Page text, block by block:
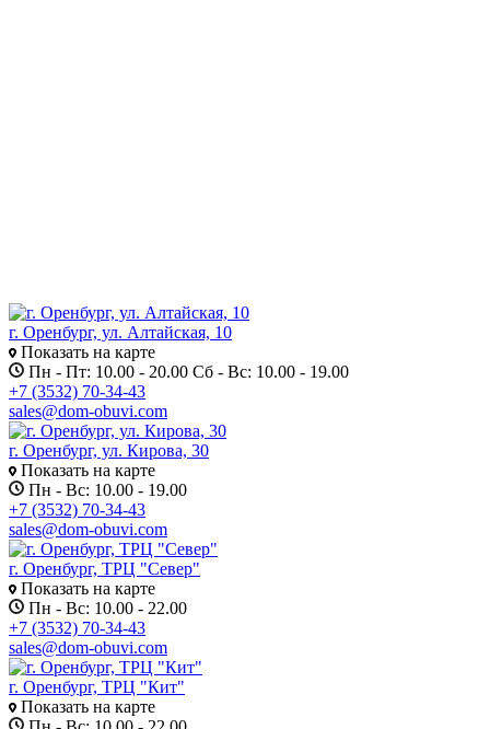
г. Оренбург, ул. Алтайская, 10
Показать на карте
Пн - Пт: 10.00 - 20.00 Сб - Вс: 10.00 - 19.00
+7 (3532) 70-34-43
sales@dom-obuvi.com
г. Оренбург, ул. Кирова, 30
Показать на карте
Пн - Вс: 10.00 - 19.00
+7 (3532) 70-34-43
sales@dom-obuvi.com
г. Оренбург, ТРЦ "Север"
Показать на карте
Пн - Вс: 10.00 - 22.00
+7 (3532) 70-34-43
sales@dom-obuvi.com
г. Оренбург, ТРЦ "Кит"
Показать на карте